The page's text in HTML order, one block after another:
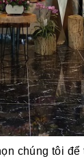
chúng tôi